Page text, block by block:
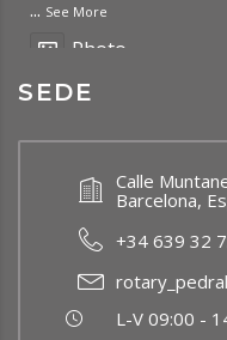
... See More
Photo
Ver en Facebook
2 months ago
Updated Post:
Bachillerato RCBP
Photo
SEDE
Calle
Barcelona,
+34 639 32
L-V 09:00 -